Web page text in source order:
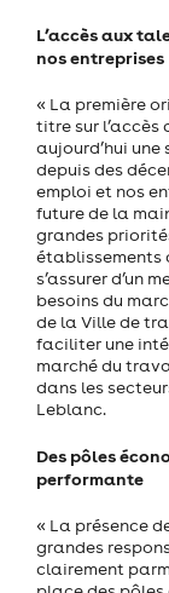
L’accès aux
nos entreprises
« La première
titre sur
aujourd’hui une
depuis des
emploi et nos
future de la
grandes
établissements
s’assurer d’un
besoins du
de la Ville de
faciliter une
marché du
dans les
Leblanc.
Des pôles
performante
« La présence
grandes
clairement